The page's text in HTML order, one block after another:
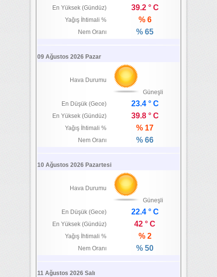
En Yüksek (Gündüz) 39.2 ° C
Yağış İhtimali % % 6
Nem Oranı % 65
09 Ağustos 2026 Pazar
Hava Durumu
Güneşli
En Düşük (Gece)
23.4 ° C
En Yüksek (Gündüz) 39.8 ° C
Yağış İhtimali % % 17
Nem Oranı % 66
10 Ağustos 2026 Pazartesi
Hava Durumu
Güneşli
En Düşük (Gece)
22.4 ° C
En Yüksek (Gündüz) 42 ° C
Yağış İhtimali % % 2
Nem Oranı % 50
11 Ağustos 2026 Salı